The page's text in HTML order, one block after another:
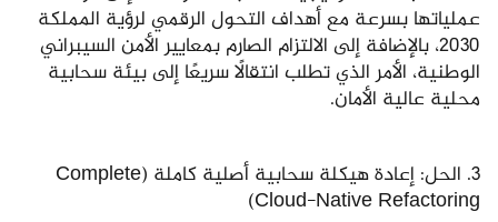
عملياتها بسرعة مع أهداف التحول الرقمي لرؤية المملكة
2030، بالإضافة إلى الالتزام الصارم بمعايير الأمن السيبراني
الوطنية، الأمر الذي تطلب انتقالًا سريعًا إلى بيئة سحابية
محلية عالية الأمان.
3. الحل: إعادة هيكلة سحابية أصلية كاملة (Complete
Cloud-Native Refactoring)